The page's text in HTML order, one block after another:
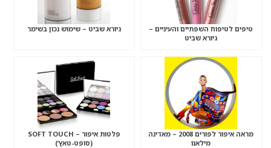
טיפים לטיפוח השפתיים והעיניים –
גיורא שביט
גיורא שביט – שימוש נכון בשימר
מראה איפור לפורים 2008 – מאדינה
מילאנו
פלטות איפור – SOFT TOUCH
(סופט-טאץ’)